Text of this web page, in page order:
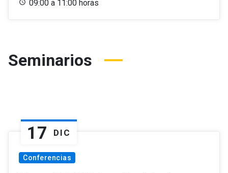
09:00 a 11:00 horas
Seminarios
17 DIC
Conferencias